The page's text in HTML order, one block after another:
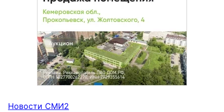
Новости СМИ2